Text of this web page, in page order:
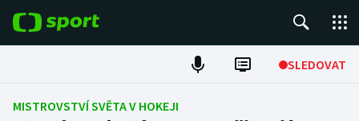
SLEDOVAT
Fotbal
MISTROVSTVÍ SVĚTA V HOKEJI